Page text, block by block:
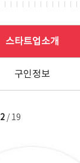
스타트업소개
구인정보
2/ 19